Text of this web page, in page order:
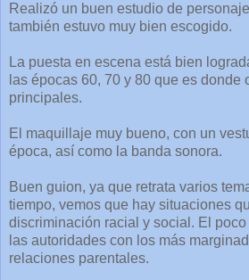
Realizó un buen estudio de
también estuvo muy bien escogido.
La puesta en escena está bien
las épocas 60, 70 y 80 que es donde
principales.
El maquillaje muy bueno, con un
época, así como la banda sonora.
Buen guion, ya que retrata varios
tiempo, vemos que hay situaciones
discriminación racial y social. El
las autoridades con los más
relaciones parentales.